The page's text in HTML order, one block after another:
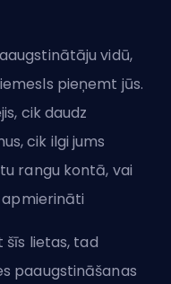
vidū,
pieņemt jūs.
cik daudz
cik ilgi jums
rangu kontā, vai
apmierināti
šīs lietas, tad
paaugstināšanas